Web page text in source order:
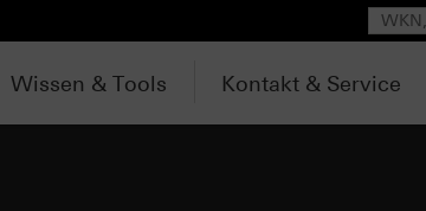
Suche
Wissen & Tools Kontakt & Service